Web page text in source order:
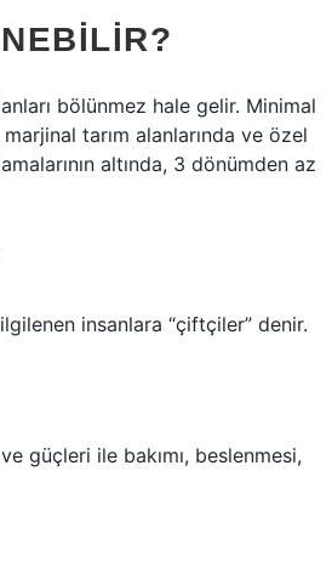
bölünmez hale gelir. Minimal
tarım alanlarında ve özel
altında, 3 dönümden az
insanlara “çiftçiler” denir.
güçleri ile bakımı, beslenmesi,